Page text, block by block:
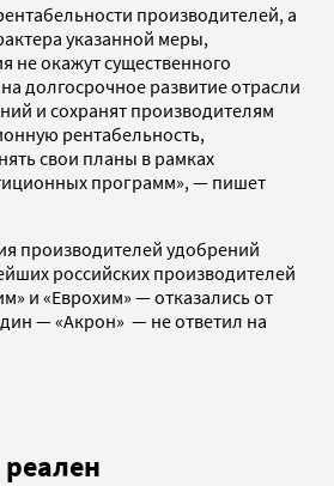
производителей, а
указанной меры,
не окажут существенного
долгосрочное развитие отрасли
и сохранят производителям
рентабельность,
свои планы в рамках
программ», — пишет
производителей удобрений
российских производителей
и «Еврохим» — отказались от
— «Акрон» — не ответил на